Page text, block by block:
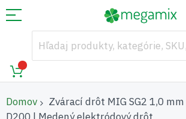
Domov
Zvárací drôt MIG SG2 1,0